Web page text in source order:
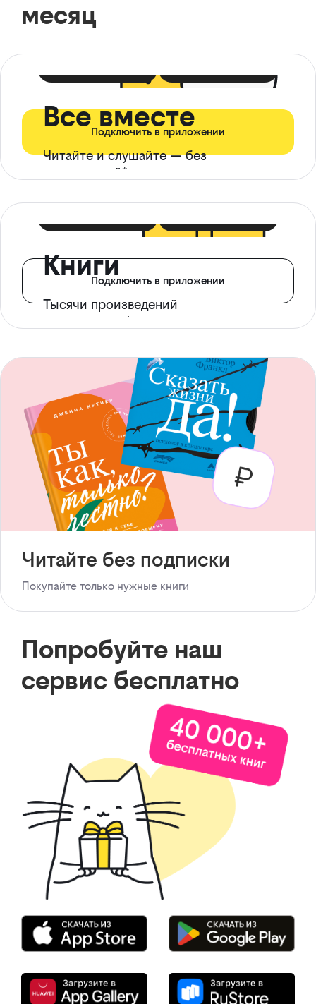
месяц
Все вместе
Читайте и слушайте — без
ограничений*
Подключить в приложении
Книги
Тысячи произведений
с доступом офлайн
Подключить в приложении
Читайте без подписки
Покупайте только нужные книги
Попробуйте наш
сервис бесплатно